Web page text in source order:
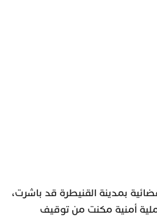
بمدينة القنيطرة قد باشرت،
أمنية مكنت من توقيف